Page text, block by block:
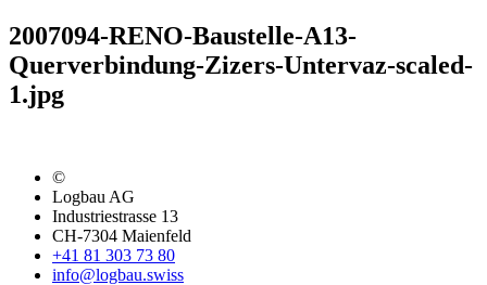
2007094-RENO-Baustelle-A13-
Querverbindung-Zizers-Untervaz-scaled-
1.jpg
©
Logbau AG
Industriestrasse 13
CH-7304 Maienfeld
+41 81 303 73 80
info@logbau.swiss